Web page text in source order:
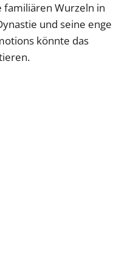
familiären Wurzeln in
und seine enge
könnte das